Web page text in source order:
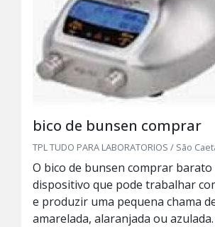
bico de bunsen comprar
TPL TUDO PARA LABORATORIOS / São
O bico de bunsen comprar barato
dispositivo que pode trabalhar
e produzir uma pequena chama
amarelada, alaranjada ou azulada.